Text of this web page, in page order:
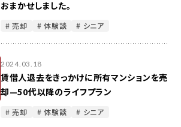
おまかせしました。
# 売却 # 体験談 # シニア
2024.03.18
賃借人退去をきっかけに所有マンションを売
却—50代以降のライフプラン
# 売却 # 体験談 # シニア